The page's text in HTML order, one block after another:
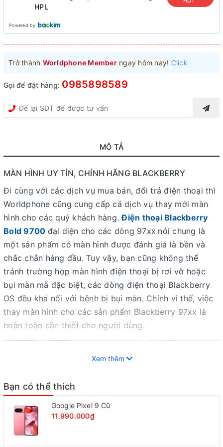
HPL
Powered by
Trở thành Worldphone Memberngay hôm nay! Click
Gọi để đặt hàng: 0985898589
MÔ TẢ
MÀN HÌNH UY TÍN, CHÍNH HÃNG BLACKBERRY
Đi cùng với các dịch vụ mua bán, đổi trả điện thoại thì
Worldphone cũng cung cấp cả dịch vụ thay mới màn
hình cho các quý khách hàng.Điện thoại Blackberry
Bold 9700 đại diện cho các dòng 97xx nói chung là
một sản phẩm có màn hình được đánh giá là bền và
chắc chắn hàng đầu. Tuy vậy, bạn cũng không thể
tránh trường hợp màn hình điện thoại bị rơi vỡ hoặc
bụi màn mà đặc biệt, các dòng điện thoại Blackberry
OS đều khá nổi với bệnh bị bụi màn. Chính vì thế, việc
thay màn hình cho các sản phẩm Blackberry 97xx là
hoàn toàn cần thiết cho người dùng.
Xem thêm
Bạn có thể thích
Google Pixel 9 Cũ
11.990.000₫